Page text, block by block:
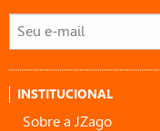
INSTITUCIONAL
Sobre a JZago